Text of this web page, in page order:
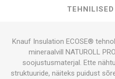
Knauf Insulation ECOSE®
mineraalvill NATUROLL
soojustusmaterjal. Ette
struktuuride, näiteks puidust